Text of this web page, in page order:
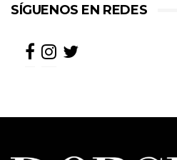
SÍGUENOS EN REDES